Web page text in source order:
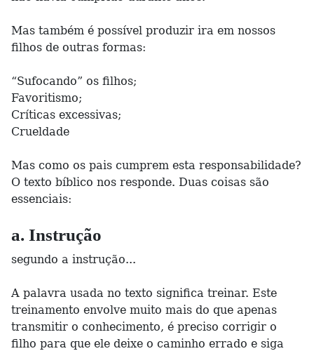
Mas também é possível produzir ira em nossos
filhos de outras formas:
“Sufocando” os filhos;
Favoritismo;
Críticas excessivas;
Crueldade
Mas como os pais cumprem esta responsabilidade?
O texto bíblico nos responde. Duas coisas são
essenciais:
a. Instrução
segundo a instrução...
A palavra usada no texto significa treinar. Este
treinamento envolve muito mais do que apenas
transmitir o conhecimento, é preciso corrigir o
filho para que ele deixe o caminho errado e siga